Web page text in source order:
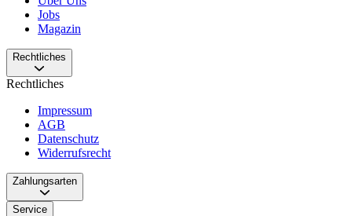
Jobs
Magazin
Rechtliches
Rechtliches
Impressum
AGB
Datenschutz
Widerrufsrecht
Zahlungsarten
Service